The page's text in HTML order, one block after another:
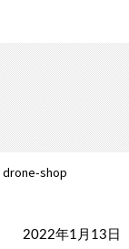
drone-shop
2022年1月13日